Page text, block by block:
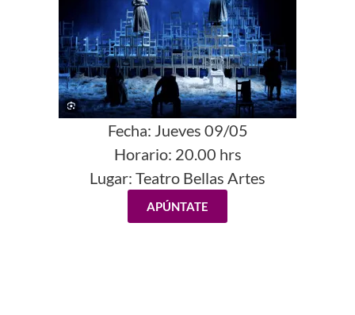
Fecha: Jueves 09/05
Horario: 20.00 hrs
Lugar: Teatro Bellas Artes
APÚNTATE